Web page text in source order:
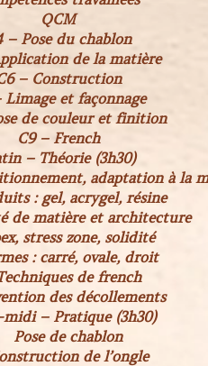
QCM
– Pose du chablon
de la matière
– Construction
Limage et façonnage
de couleur et finition
C9 – French
– Théorie (3h30)
adaptation à la
: gel, acrygel, résine
de matière et architecture
stress zone, solidité
: carré, ovale, droit
de french
des décollements
midi – Pratique (3h30)
Pose de chablon
de l’ongle